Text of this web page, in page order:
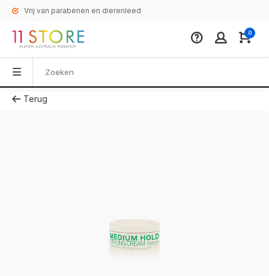
Vrij van parabenen en dierenleed
0
Terug